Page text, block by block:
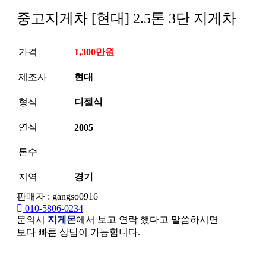
중고지게차 [현대] 2.5톤 3단 지게차
가격 1,300만원
제조사 현대
형식 디젤식
연식 2005
톤수
지역
경기
판매자 : gangso0916
010-5806-0234
문의시 지게몬에서 보고 연락 했다고 말씀하시면
보다 빠른 상담이 가능합니다.